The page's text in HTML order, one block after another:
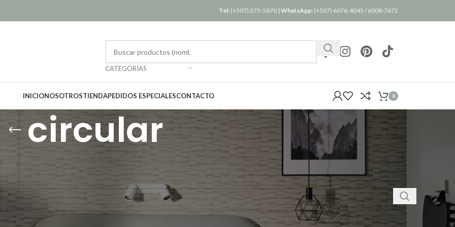
Tel: (+507) 275-5870 | WhatsApp: (+507) 6076-4045 /6008-7672
CATEGORÍAS
INICIONOSOTROSTIENDAPEDIDOS ESPECIALESCONTACTO 0
circular